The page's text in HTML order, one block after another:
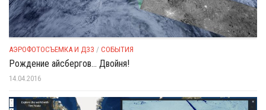
АЭРОФОТОСЪЕМКА И ДЗЗ / СОБЫТИЯ
Рождение айсбергов… Двойня!
14.04.2016